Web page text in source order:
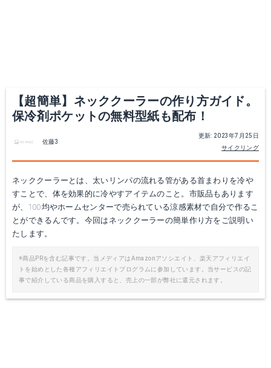
【超簡単】ネッククーラーの作り方ガイド。
保冷剤ポケットの無料型紙も配布！
更新: 2023年7月25日
サイクリング
佐藤3
ネッククーラーとは、太いリンパの流れる管がある首まわりを冷や
すことで、体を効果的に冷やすアイテムのこと。市販品もあります
が、100均やホームセンターで売られている涼感素材で自分で作るこ
とができるんです。今回はネッククーラーの簡単作り方をご説明い
たします。
※商品PRを含む記事です。当メディアはAmazonアソシエイト、楽天アフィリエイ
トを始めとした各種アフィリエイトプログラムに参加しています。当サービスの記
事で紹介している商品を購入すると、売上の一部が弊社に還元されます。